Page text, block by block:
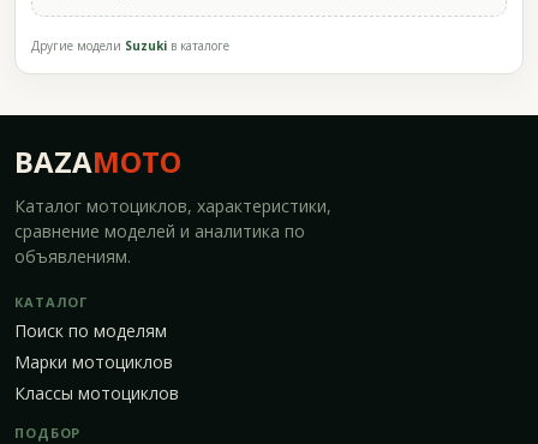
Другие модели Suzuki в каталоге
BAZAMOTO
Каталог мотоциклов, характеристики,
сравнение моделей и аналитика по
объявлениям.
КАТАЛОГ
Поиск по моделям
Марки мотоциклов
Классы мотоциклов
ПОДБОР